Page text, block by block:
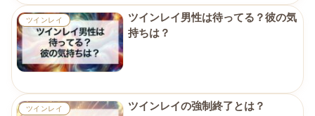
ツインレイ
ツインレイ男性は待ってる？彼の気
持ちは？
ツインレイ ツインレイの強制終了とは？